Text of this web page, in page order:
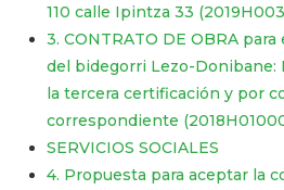
110 calle Ipintza 33
3. CONTRATO DE OBRA
del bidegorri Lezo-Donibane:
la tercera certificación y por
correspondiente
SERVICIOS SOCIALES
4. Propuesta para aceptar la